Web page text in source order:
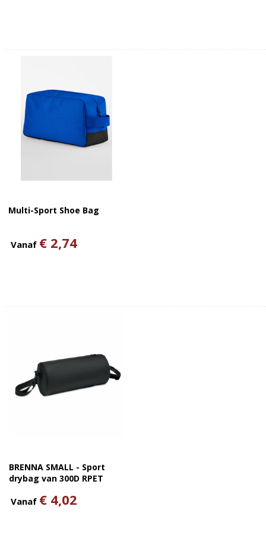
Multi-Sport Shoe Bag
Vanaf € 2,74
BRENNA SMALL - Sport
drybag van 300D RPET
Vanaf € 4,02